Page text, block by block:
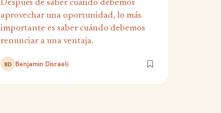
Después de saber cuándo debemos
aprovechar una oportunidad, lo más
importante es saber cuándo debemos
renunciar a una ventaja.
BD Benjamin Disraeli